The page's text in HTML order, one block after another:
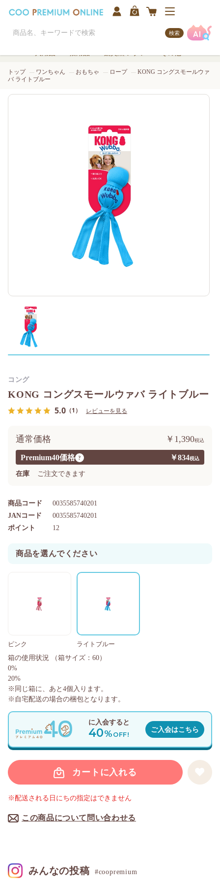
検索
トップ ワンちゃん おもちゃ ロープ
KONG コングスモールウァ
バ ライトブルー
KONG コングスモールウァバ ライトブルー
5.0 （1） レビューを見る
Premium40価格 ? ￥834
通常価格 ￥1,390
在庫 ご注文できます
商品コード 0035585740201
ポイント 12
JANコード 0035585740201
商品を選んでください
ピンク ライトブルー
カートに入れる
この商品について問い合わせる
コング
※配送される日にちの指定はできません
に入会すると
40%OFF!
ご入会はこちら
箱の使用状況
（箱サイズ：60）
0%
20%
※同じ箱に、あと 4個入ります。
※自宅配送の場合の梱包となります。
みんなの投稿 #coopremium